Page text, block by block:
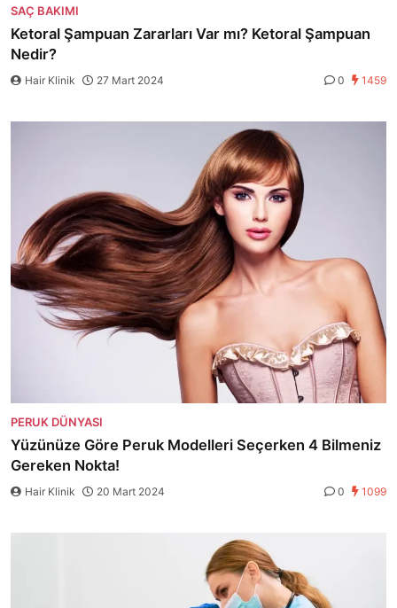
SAÇ BAKIMI
Ketoral Şampuan Zararları Var mı? Ketoral Şampuan
Nedir?
Hair Klinik 27 Mart 2024 0 1459
PERUK DÜNYASI
Yüzünüze Göre Peruk Modelleri Seçerken 4 Bilmeniz
Gereken Nokta!
Hair Klinik 20 Mart 2024 0 1099